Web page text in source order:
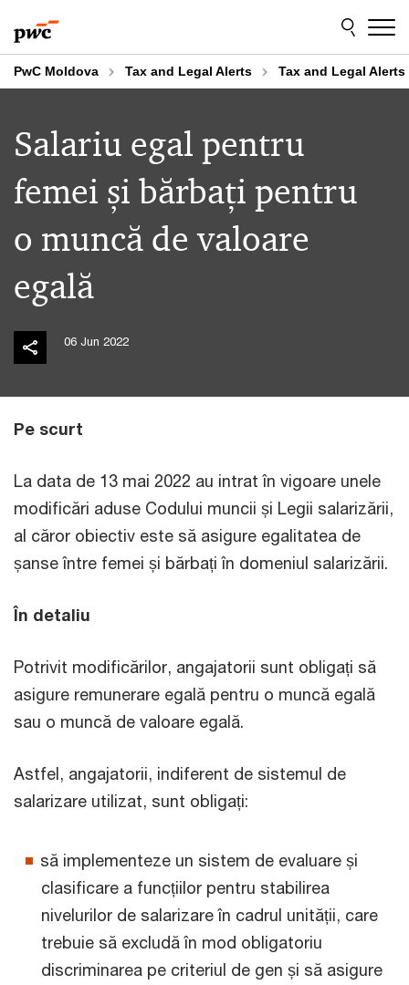
to
content
to
footer
PwC Moldova Tax and Legal Alerts Tax and Legal Alerts
Salariu egal pentru
femei și bărbați pentru
o muncă de valoare
egală
06 Jun 2022
Pe scurt
La data de 13 mai 2022 au intrat în vigoare unele
modificări aduse Codului muncii și Legii salarizării,
al căror obiectiv este să asigure egalitatea de
șanse între femei și bărbați în domeniul salarizării.
În detaliu
Potrivit modificărilor, angajatorii sunt obligați să
asigure remunerare egală pentru o muncă egală
sau o muncă de valoare egală.
Astfel, angajatorii, indiferent de sistemul de
salarizare utilizat, sunt obligați:
să implementeze un sistem de evaluare și
clasificare a funcțiilor pentru stabilirea
nivelurilor de salarizare în cadrul unității, care
trebuie să excludă în mod obligatoriu
discriminarea pe criteriul de gen și să asigure